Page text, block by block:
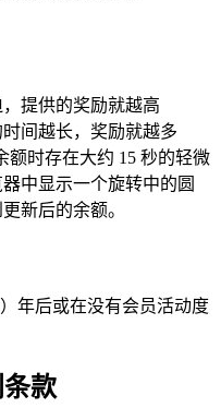
提供的奖励就越高
间越长，奖励就越多
额时存在大约 15 秒的轻微
中显示一个旋转中的圆
新后的余额。
年后或在没有会员活动度
款